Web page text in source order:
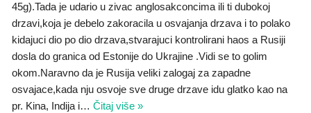
45g).Tada je udario u zivac anglosakconcima ili ti dubokoj
drzavi,koja je debelo zakoracila u osvajanja drzava i to polako
kidajuci dio po dio drzava,stvarajuci kontrolirani haos a Rusiji
dosla do granica od Estonije do Ukrajine .Vidi se to golim
okom.Naravno da je Rusija veliki zalogaj za zapadne
osvajace,kada nju osvoje sve druge drzave idu glatko kao na
pr. Kina, Indija i… Čitaj više »